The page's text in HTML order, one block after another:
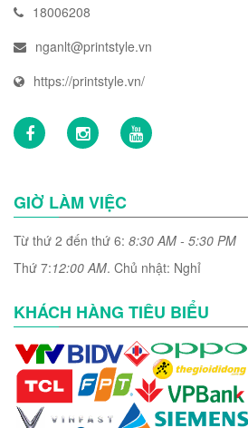
18006208
nganlt@printstyle.vn
https://printstyle.vn/
GIỜ LÀM VIỆC
Từ thứ 2 đến thứ 6: 8:30 AM - 5:30 PM
Thứ 7:12:00 AM. Chủ nhật: Nghỉ
KHÁCH HÀNG TIÊU BIỂU